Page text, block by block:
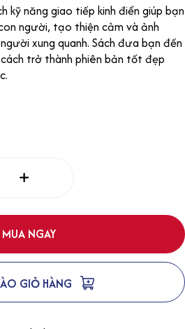
kỹ năng giao tiếp kinh điển giúp bạn
người, tạo thiện cảm và ảnh
xung quanh. Sách đưa bạn đến
trở thành phiên bản tốt đẹp
MUA NGAY
GIỎ HÀNG